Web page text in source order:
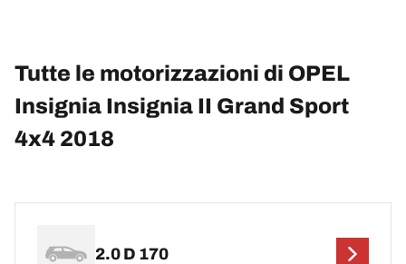
Tutte le motorizzazioni di OPEL
Insignia Insignia II Grand Sport
4x4 2018
2.0 D 170